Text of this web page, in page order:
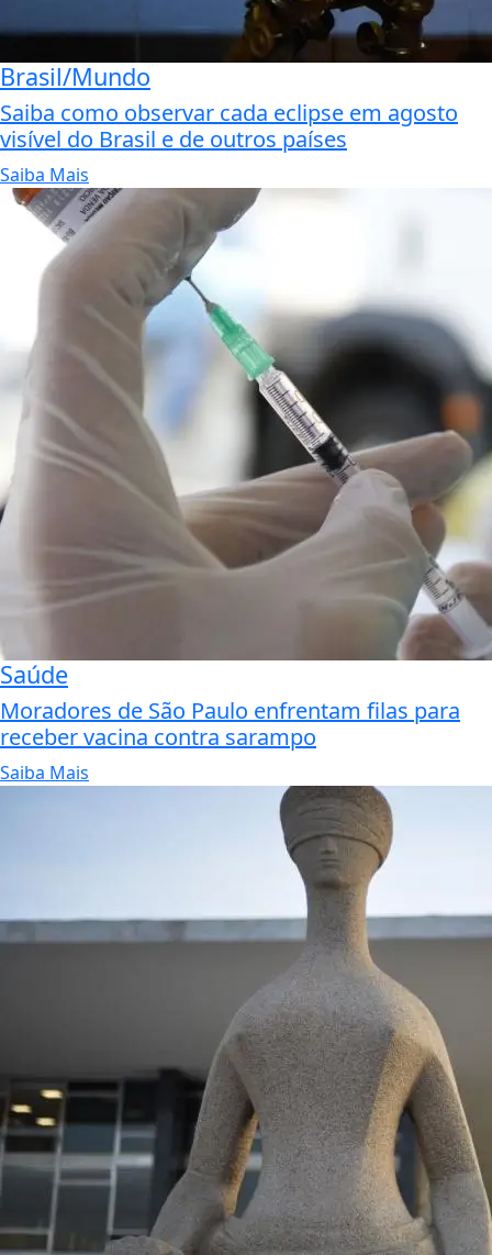
Brasil/Mundo
Saiba como observar cada eclipse em agosto
visível do Brasil e de outros países
Saiba Mais
Saúde
Moradores de São Paulo enfrentam filas para
receber vacina contra sarampo
Saiba Mais